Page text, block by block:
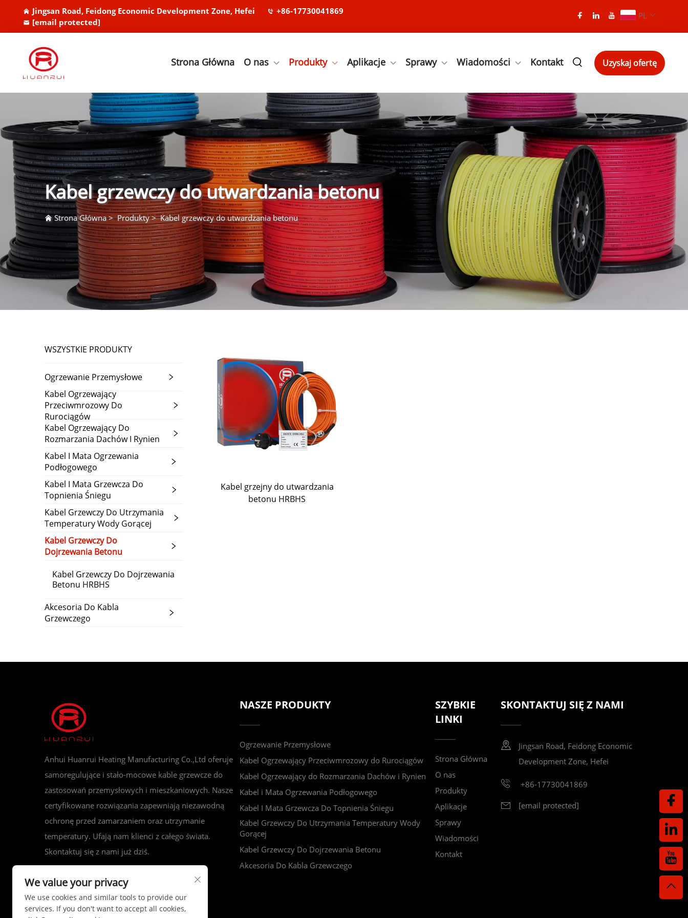
Jingsan Road, Feidong Economic Development Zone, Hefei
+86-17730041869
[email protected]
PL
Strona Główna O nas Produkty Aplikacje Sprawy Wiadomości Kontakt Uzyskaj ofertę
Kabel grzewczy do utwardzania betonu
Strona Główna>Produkty>Kabel grzewczy do utwardzania betonu
WSZYSTKIE PRODUKTY
Ogrzewanie Przemysłowe
Kabel Ogrzewający
Przeciwmrozowy Do
Rurociągów
Kabel Ogrzewający Do
Rozmarzania Dachów I Rynien
Kabel I Mata Ogrzewania
Podłogowego
Kabel I Mata Grzewcza Do
Topnienia Śniegu
Kabel Grzewczy Do Utrzymania
Temperatury Wody Gorącej
Kabel Grzewczy Do
Dojrzewania Betonu
Kabel Grzewczy Do Dojrzewania
Betonu HRBHS
Akcesoria Do Kabla
Grzewczego
Kabel grzejny do utwardzania
betonu HRBHS
Anhui Huanrui Heating Manufacturing Co.,Ltd oferuje
samoregulujące i stało-mocowe kable grzewcze do
zastosowań przemysłowych i mieszkaniowych. Nasze
certyfikowane rozwiązania zapewniają niezawodną
ochronę przed zamarzaniem oraz utrzymanie
temperatury. Ufają nam klienci z całego świata.
Skontaktuj się z nami już dziś.
NASZE PRODUKTY
Ogrzewanie Przemysłowe
Kabel Ogrzewający Przeciwmrozowy do Rurociągów
Kabel Ogrzewający do Rozmarzania Dachów i Rynien
Kabel i Mata Ogrzewania Podłogowego
Kabel I Mata Grzewcza Do Topnienia Śniegu
Kabel Grzewczy Do Utrzymania Temperatury Wody
Gorącej
Kabel Grzewczy Do Dojrzewania Betonu
Akcesoria Do Kabla Grzewczego
SZYBKIE
LINKI
Strona Główna
O nas
Produkty
Aplikacje
Sprawy
Wiadomości
Kontakt
SKONTAKTUJ SIĘ Z NAMI
Jingsan Road, Feidong Economic
Development Zone, Hefei
+86-17730041869
[email protected]
We value your privacy
We use cookies and similar tools to provide our
services. If you don't want to accept all cookies,